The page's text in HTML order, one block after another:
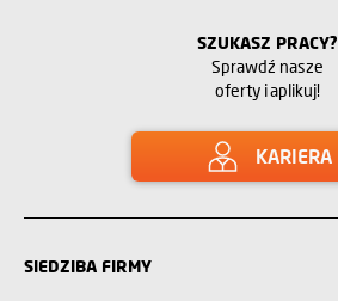
SZUKASZ PRACY?
Sprawdź nasze
oferty i aplikuj!
KARIERA
SIEDZIBA FIRMY